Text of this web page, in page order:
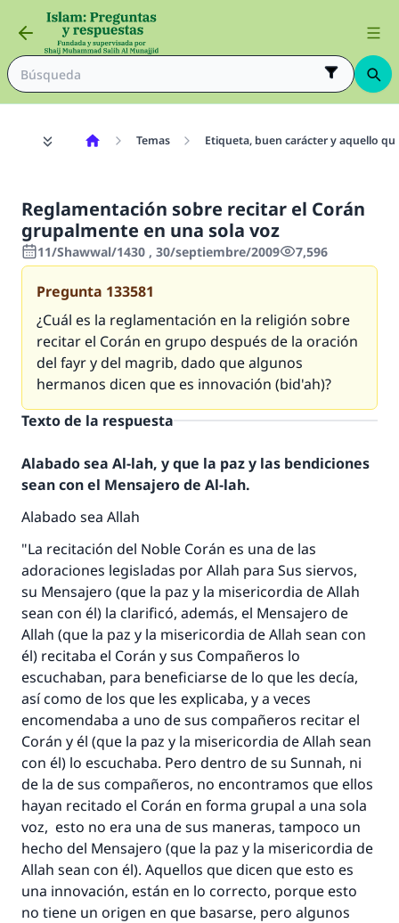
Temas Etiqueta, buen carácter y aquello
Reglamentación sobre recitar el Corán
grupalmente en una sola voz
11/Shawwal/1430 , 30/septiembre/2009 7,596
Pregunta 133581
¿Cuál es la reglamentación en la religión sobre
recitar el Corán en grupo después de la oración
del fayr y del magrib, dado que algunos
hermanos dicen que es innovación (bid'ah)?
Texto de la respuesta
Alabado sea Al-lah, y que la paz y las bendiciones
sean con el Mensajero de Al-lah.
Alabado sea Allah
"La recitación del Noble Corán es una de las
adoraciones legisladas por Allah para Sus siervos,
su Mensajero (que la paz y la misericordia de Allah
sean con él) la clarificó, además, el Mensajero de
Allah (que la paz y la misericordia de Allah sean con
él) recitaba el Corán y sus Compañeros lo
escuchaban, para beneficiarse de lo que les decía,
así como de los que les explicaba, y a veces
encomendaba a uno de sus compañeros recitar el
Corán y él (que la paz y la misericordia de Allah sean
con él) lo escuchaba. Pero dentro de su Sunnah, ni
de la de sus compañeros, no encontramos que ellos
hayan recitado el Corán en forma grupal a una sola
voz, esto no era una de sus maneras, tampoco un
hecho del Mensajero (que la paz y la misericordia de
Allah sean con él). Aquellos que dicen que esto es
una innovación, están en lo correcto, porque esto
no tiene un origen en que basarse, pero algunos